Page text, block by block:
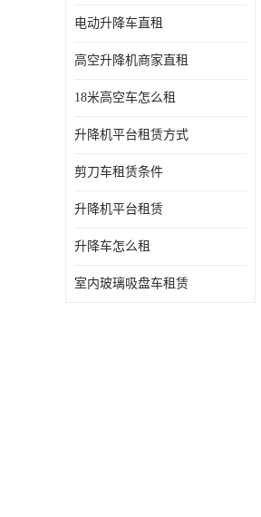
电动升降车直租
高空升降机商家直租
18米高空车怎么租
升降机平台租赁方式
剪刀车租赁条件
升降机平台租赁
升降车怎么租
室内玻璃吸盘车租赁